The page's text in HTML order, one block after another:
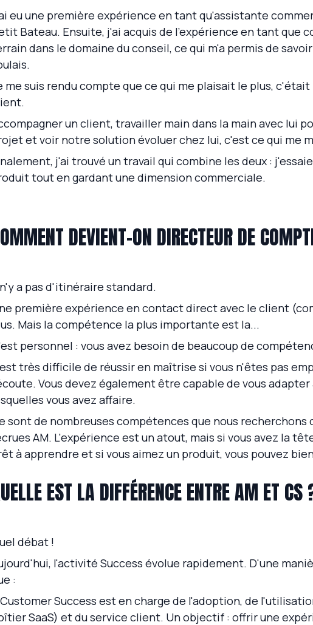
eu une première expérience en tant qu'assistante
Bateau. Ensuite, j'ai acquis de l'expérience en tant que
dans le domaine du conseil, ce qui m'a permis de
me suis rendu compte que ce qui me plaisait le plus,
un client, travailler main dans la main avec lui
et voir notre solution évoluer chez lui, c'est ce qui me
j'ai trouvé un travail qui combine les deux :
tout en gardant une dimension commerciale.
DEVIENT-ON DIRECTEUR DE
a pas d'itinéraire standard.
première expérience en contact direct avec le client
Mais la compétence la plus importante est la...
personnel : vous avez besoin de beaucoup de
très difficile de réussir en maîtrise si vous n'êtes pas
Vous devez également être capable de vous adapter
vous avez affaire.
sont de nombreuses compétences que nous recherchons
AM. L'expérience est un atout, mais si vous avez la
à apprendre et si vous aimez un produit, vous pouvez
EST LA DIFFÉRENCE ENTRE AM ET CS
débat !
l'activité Success évolue rapidement. D'une
:
Success est en charge de l'adoption, de
SaaS) et du service client. Un objectif : offrir une